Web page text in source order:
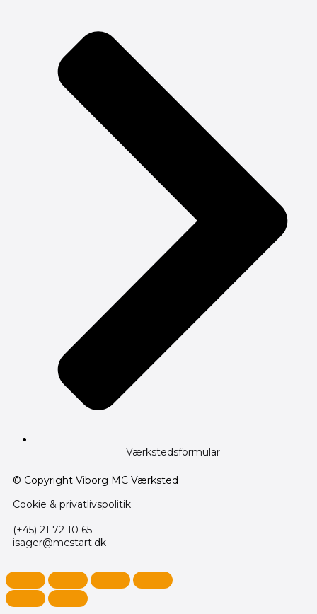
Værkstedsformular
© Copyright Viborg MC Værksted
Cookie & privatlivspolitik
(+45) 21 72 10 65
isager@mcstart.dk